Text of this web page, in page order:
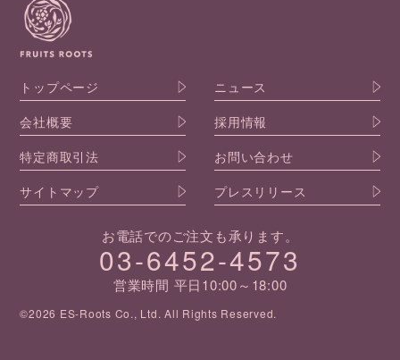
トップページ
ニュース
会社概要
採用情報
特定商取引法
お問い合わせ
サイトマップ
プレスリリース
お電話でのご注文も承ります。
03-6452-4573
営業時間 平日10:00～18:00
©2026 ES-Roots Co., Ltd. All Rights Reserved.